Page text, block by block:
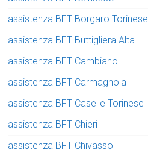
assistenza BFT Borgaro Torinese
assistenza BFT Buttigliera Alta
assistenza BFT Cambiano
assistenza BFT Carmagnola
assistenza BFT Caselle Torinese
assistenza BFT Chieri
assistenza BFT Chivasso